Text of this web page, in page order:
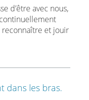
d’être avec nous,
et jouir